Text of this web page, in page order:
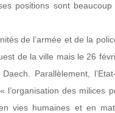
positions sont
de l’armée et de la
de la ville mais le 26
Parallèlement,
l’organisation des milices
vies humaines et en